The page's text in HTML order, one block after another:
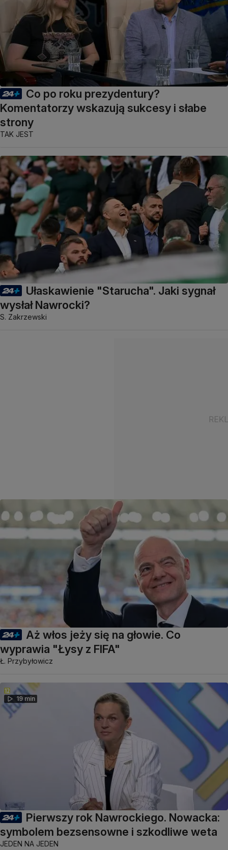
Co po roku prezydentury?
Komentatorzy wskazują sukcesy i słabe
strony
TAK JEST
Ułaskawienie "Starucha". Jaki sygnał
wysłał Nawrocki?
S. Zakrzewski
Aż włos jeży się na głowie. Co
wyprawia "Łysy z FIFA"
Ł. Przybyłowicz
19 min
Pierwszy rok Nawrockiego. Nowacka:
symbolem bezsensowne i szkodliwe weta
JEDEN NA JEDEN